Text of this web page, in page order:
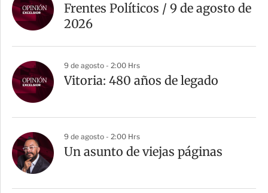
Frentes Políticos / 9 de agosto de
2026
9 de agosto - 2:00 Hrs
Vitoria: 480 años de legado
9 de agosto - 2:00 Hrs
Un asunto de viejas páginas